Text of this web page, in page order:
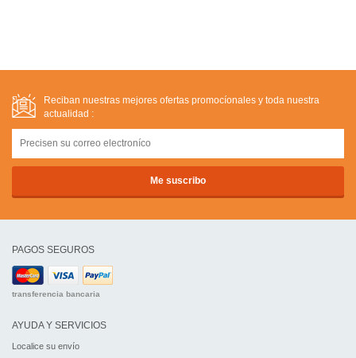
Reciban nuestras mejores ofertas promocíonales y toda nuestra
actualidad :
PAGOS SEGUROS
transferencia bancaria
AYUDA Y SERVICIOS
Localice su envío